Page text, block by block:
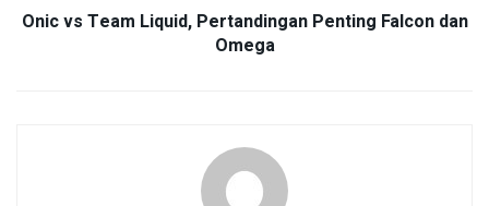
Onic vs Team Liquid, Pertandingan Penting Falcon dan
Omega